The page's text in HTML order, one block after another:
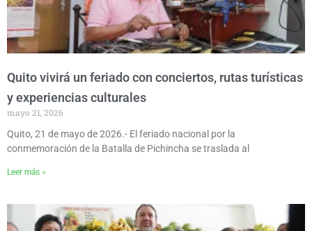
Quito vivirá un feriado con conciertos, rutas turísticas
y experiencias culturales
mayo 21, 2026
Quito, 21 de mayo de 2026.- El feriado nacional por la
conmemoración de la Batalla de Pichincha se traslada al
Leer más »